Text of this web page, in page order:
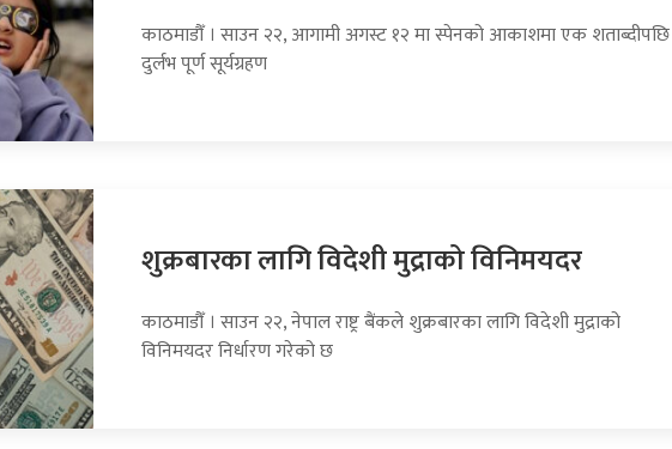
काठमाडौँ । साउन २२, आगामी अगस्ट १२ मा स्पेनको आकाशमा एक शताब्दीपछि
दुर्लभ पूर्ण सूर्यग्रहण
शुक्रबारका लागि विदेशी मुद्राको विनिमयदर
काठमाडौँ । साउन २२, नेपाल राष्ट्र बैंकले शुक्रबारका लागि विदेशी मुद्राको
विनिमयदर निर्धारण गरेको छ